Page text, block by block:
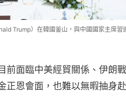
Trump）在韓國釜山，與中國國家主席習
前面臨中美經貿關係、伊朗
正恩會面，也難以無暇抽身赴